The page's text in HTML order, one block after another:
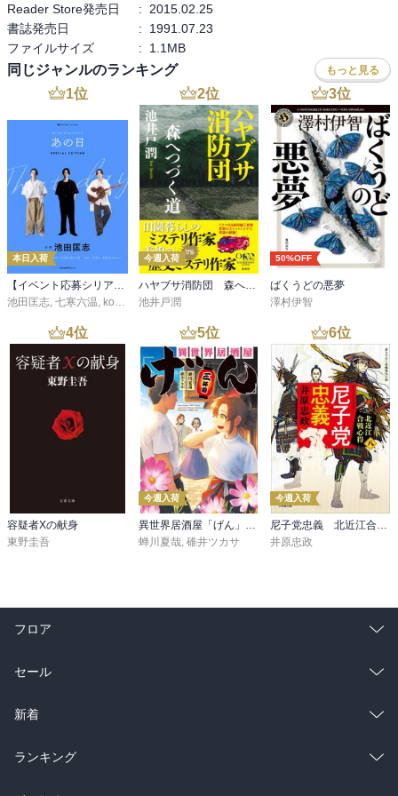
Reader Store発売日
:
2015.02.25
書誌発売日
:
1991.07.23
ファイルサイズ
: 1.1MB
同じジャンルのランキング もっと見る
1位
本日入荷
【イベント応募シリアルコード付】池田匡志出演・オーディオフォトブック「あの日」SPECIAL EDITION（音声／動画付）
池田匡志, 七寒六温, konoko58 ,村崎キコ
2位
今週入荷
ハヤブサ消防団 森へつづく道
池井戸潤
3位
50%OFF
ばくうどの悪夢
澤村伊智
4位
容疑者Xの献身
東野圭吾
5位
今週入荷
蝉川夏哉 碓井ツカサ
6位
今週入荷
井原忠政
フロア
総合
ラノベ
雑誌・グラビア
BL・TL
セール
総合
ラノベ
新着
総合
ランキング